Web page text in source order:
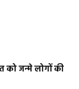
को जन्मे लोगों की